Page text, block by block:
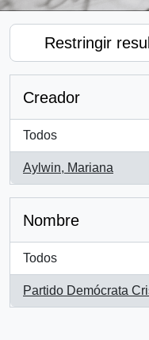
Restringir
Creador
Todos
Aylwin, Mariana
, 1 resultados
Nombre
Todos
Partido Demócrata
, 1 resultados